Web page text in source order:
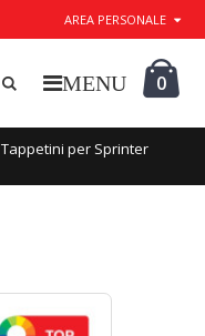
AREA PERSONALE
0
Tappetini per Sprinter